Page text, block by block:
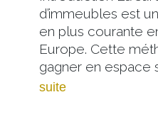
d’immeubles est
en plus courante
Europe. Cette
gagner en espace
suite